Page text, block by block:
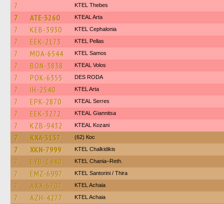
7 KTEL Thebes
7 ATE-3260 KTEAL Arta
7 KEB-3930 KTEL Cephalonia
7 EEK-2173 KTEL Pellas
7 MOA-6544 KTEL Samos
7 BON-3838 KTEAL Volos
7 POK-6355 DES RODA
7 IH-2540 KTEL Arta
7 EPK-2870 KTEAL Serres
7 EEK-3272 KTEAL Giannitsa
7 KZB-9432 KTEAL Kozani
7 KXA-3137 (62) Кос
7 XKN-7999 ΚΤΕL Chalkidikis
7 EYB-1440 KTEL Chania–Reth.
7 EMZ-6997 KTEL Santorini / Thira
7 AXX-6707 KTEL Achaia
7 AZH-4277 KTEL Achaia